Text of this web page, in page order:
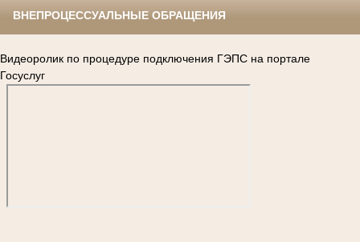
ВНЕПРОЦЕССУАЛЬНЫЕ ОБРАЩЕНИЯ
Видеоролик по процедуре подключения ГЭПС на портале
Госуслуг